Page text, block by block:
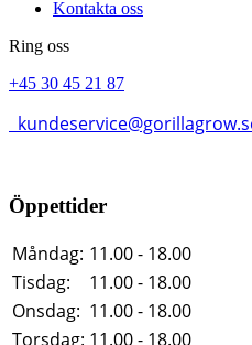
Kontakta oss
Ring oss
+45 30 45 21 87
Öppettider
Måndag: 11.00 - 18.00
Tisdag:
11.00 - 18.00
Onsdag: 11.00 - 18.00
Torsdag: 11.00 - 18.00